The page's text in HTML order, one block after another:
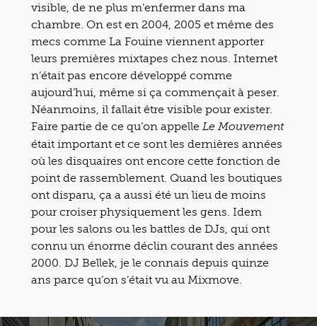
visible, de ne plus m’enfermer dans ma
chambre. On est en 2004, 2005 et même des
mecs comme La Fouine viennent apporter
leurs premières mixtapes chez nous. Internet
n’était pas encore développé comme
aujourd’hui, même si ça commençait à peser.
Néanmoins, il fallait être visible pour exister.
Faire partie de ce qu’on appelle Le Mouvement
était important et ce sont les dernières années
où les disquaires ont encore cette fonction de
point de rassemblement. Quand les boutiques
ont disparu, ça a aussi été un lieu de moins
pour croiser physiquement les gens. Idem
pour les salons ou les battles de DJs, qui ont
connu un énorme déclin courant des années
2000. DJ Bellek, je le connais depuis quinze
ans parce qu’on s’était vu au Mixmove.